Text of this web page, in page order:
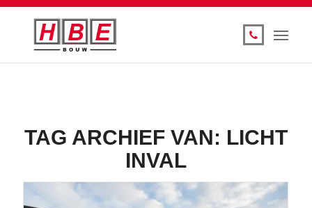
TAG ARCHIEF VAN: LICHT
INVAL